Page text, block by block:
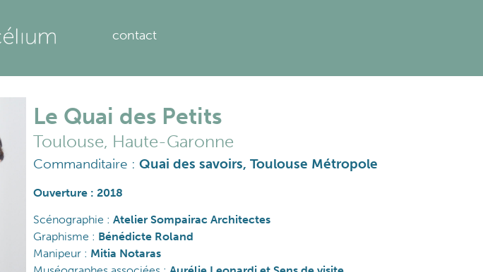
contact
Le Quai des Petits
Toulouse, Haute-Garonne
Commanditaire :Quai des savoirs, Toulouse Métropole
Ouverture : 2018
Scénographie :Atelier Sompairac Architectes
Graphisme : Bénédicte Roland
Manipeur : Mitia Notaras